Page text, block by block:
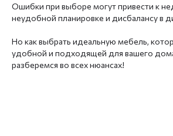
Ошибки при выборе могут привести к
неудобной планировке и дисбалансу в
Но как выбрать идеальную мебель,
удобной и подходящей для вашего
разберемся во всех нюансах!